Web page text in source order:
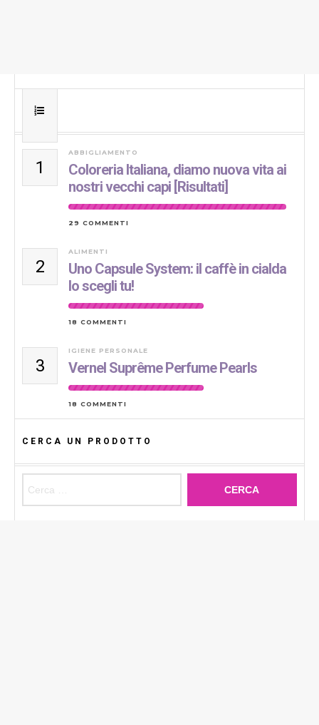
1
ABBIGLIAMENTO
Coloreria Italiana, diamo nuova vita ai
nostri vecchi capi [Risultati]
29 COMMENTI
2
ALIMENTI
Uno Capsule System: il caffè in cialda
lo scegli tu!
18 COMMENTI
3
IGIENE PERSONALE
Vernel Suprême Perfume Pearls
18 COMMENTI
CERCA UN PRODOTTO